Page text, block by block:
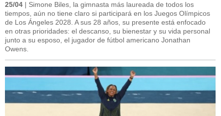
25/04 | Simone Biles, la gimnasta más laureada de todos los
tiempos, aún no tiene claro si participará en los Juegos Olímpicos
de Los Ángeles 2028. A sus 28 años, su presente está enfocado
en otras prioridades: el descanso, su bienestar y su vida personal
junto a su esposo, el jugador de fútbol americano Jonathan
Owens.